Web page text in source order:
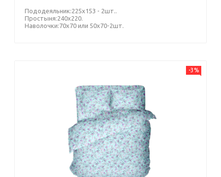
Пододеяльник:225х153 - 2шт..
Простыня:240х220.
Наволочки:70х70 или 50х70-2шт.
-3%